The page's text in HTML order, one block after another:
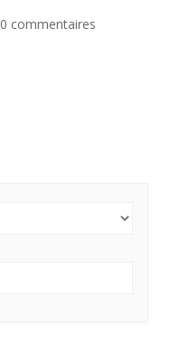
0 commentaires